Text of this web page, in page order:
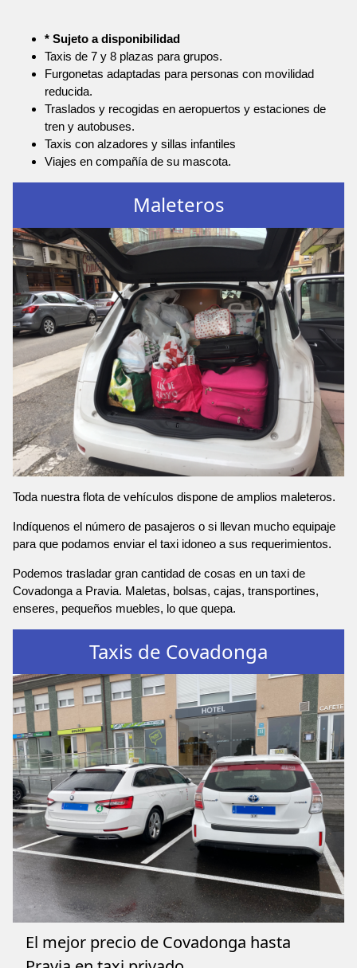
* Sujeto a disponibilidad
Taxis de 7 y 8 plazas para grupos.
Furgonetas adaptadas para personas con movilidad
reducida.
Traslados y recogidas en aeropuertos y estaciones de
tren y autobuses.
Taxis con alzadores y sillas infantiles
Viajes en compañía de su mascota.
Maleteros
Toda nuestra flota de vehículos dispone de amplios maleteros.
Indíquenos el número de pasajeros o si llevan mucho equipaje
para que podamos enviar el taxi idoneo a sus requerimientos.
Podemos trasladar gran cantidad de cosas en un taxi de
Covadonga a Pravia. Maletas, bolsas, cajas, transportines,
enseres, pequeños muebles, lo que quepa.
Taxis de Covadonga
El mejor precio de Covadonga hasta